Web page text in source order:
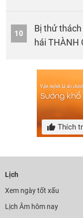
10
Bị thử
hái THÀNH
Thích
Lịch
Xem ngày tốt xấu
Lịch Âm hôm nay